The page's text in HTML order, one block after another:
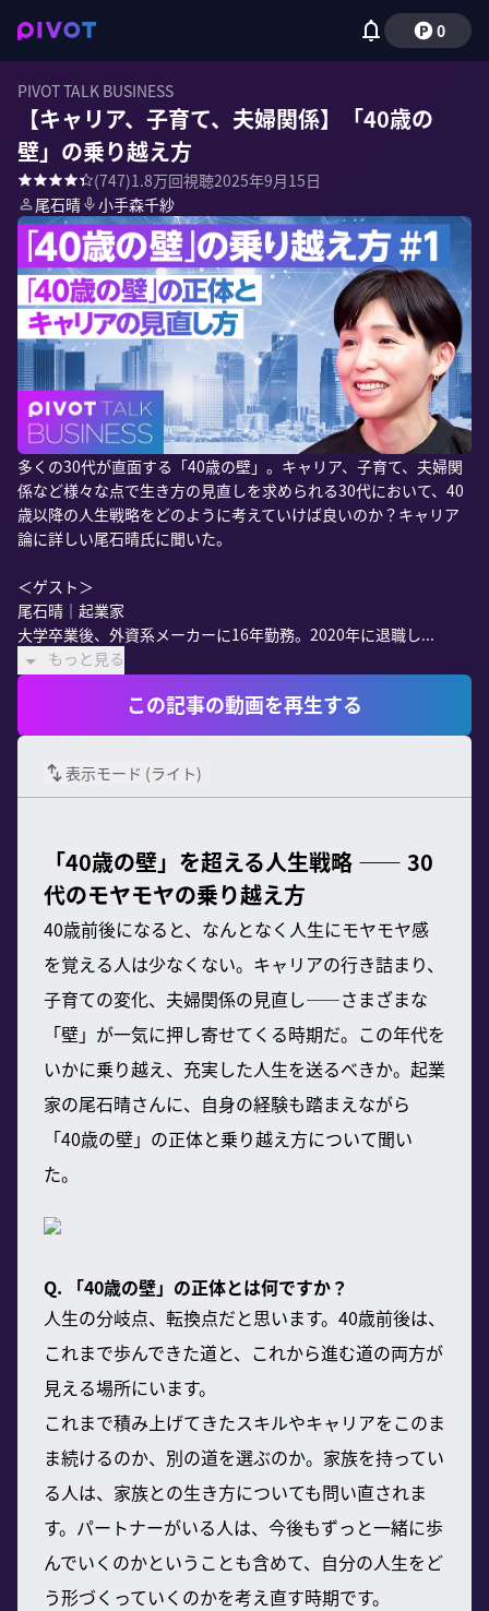
0
PIVOT TALK BUSINESS
【キャリア、子育て、夫婦関係】「40歳の
壁」の乗り越え方
(747)1.8万回視聴2025年9月15日
尾石晴
小手森千紗
多くの30代が直面する「40歳の壁」。キャリア、子育て、夫婦関
係など様々な点で生き方の見直しを求められる30代において、40
歳以降の人生戦略をどのように考えていけば良いのか？キャリア
論に詳しい尾石晴氏に聞いた。
＜ゲスト＞
尾石晴｜起業家
大学卒業後、外資系メーカーに16年勤務。2020年に退職し...
もっと見る
この記事の動画を再生する
表示モード (ライト)
「40歳の壁」を超える人生戦略 —— 30
代のモヤモヤの乗り越え方
40歳前後になると、なんとなく人生にモヤモヤ感
を覚える人は少なくない。キャリアの行き詰まり、
子育ての変化、夫婦関係の見直し——さまざまな
「壁」が一気に押し寄せてくる時期だ。この年代を
いかに乗り越え、充実した人生を送るべきか。起業
家の尾石晴さんに、自身の経験も踏まえながら
「40歳の壁」の正体と乗り越え方について聞い
た。
Q. 「40歳の壁」の正体とは何ですか？
人生の分岐点、転換点だと思います。40歳前後は、
これまで歩んできた道と、これから進む道の両方が
見える場所にいます。
これまで積み上げてきたスキルやキャリアをこのま
ま続けるのか、別の道を選ぶのか。家族を持ってい
る人は、家族との生き方についても問い直されま
す。パートナーがいる人は、今後もずっと一緒に歩
んでいくのかということも含めて、自分の人生をど
う形づくっていくのかを考え直す時期です。